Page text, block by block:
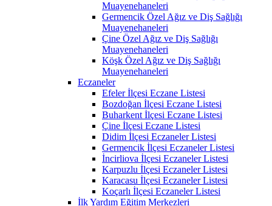
Muayenehaneleri
Germencik Özel Ağız ve Diş Sağlığı
Muayenehaneleri
Çine Özel Ağız ve Diş Sağlığı
Muayenehaneleri
Köşk Özel Ağız ve Diş Sağlığı
Muayenehaneleri
Eczaneler
Efeler İlçesi Eczane Listesi
Bozdoğan İlçesi Eczane Listesi
Buharkent İlçesi Eczane Listesi
Çine İlçesi Eczane Listesi
Didim İlçesi Eczaneler Listesi
Germencik İlçesi Eczaneler Listesi
İncirliova İlçesi Eczaneler Listesi
Karpuzlu İlçesi Eczaneler Listesi
Karacasu İlçesi Eczaneler Listesi
Koçarlı İlçesi Eczaneler Listesi
İlk Yardım Eğitim Merkezleri